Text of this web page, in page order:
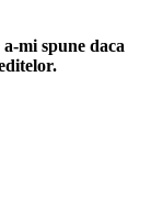
mi spune daca